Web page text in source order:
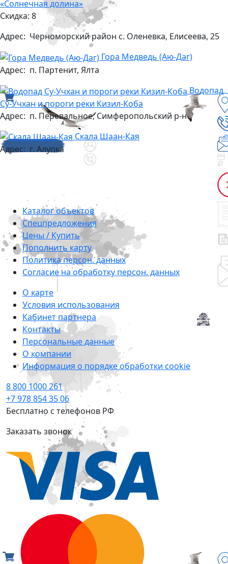
«Солнечная долина»
Скидка: 8
Адрес: Черноморский район с. Оленевка, Елисеева, 25
Гора Медведь (Аю-Даг)
Адрес: п. Партенит, Ялта
Водопад
Су-Учхан и пороги реки Кизил-Коба
Адрес: п. Перевальное, Симферопольский р-н
Скала Шаан-Кая
Адрес:г. Алупка
Каталог объектов
Cпецпредложения
Цены / Купить
Пополнить карту
Политика персон. данных
Согласие на обработку персон. данных
О карте
Условия использования
Кабинет партнера
Контакты
Персональные данные
О компании
Информация о порядке обработки cookie
8 800 1000 261
+7 978 854 35 06
Бесплатно с телефонов РФ
Заказать звонок